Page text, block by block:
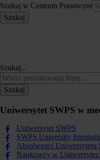
Szukaj w Centrum Prasowym
Szukaj
Szukaj...
Szukaj
Uniwersytet SWPS w
Uniwersytet SWPS
SWPS University
Absolwenci Uniwersytetu
Naukowcy w